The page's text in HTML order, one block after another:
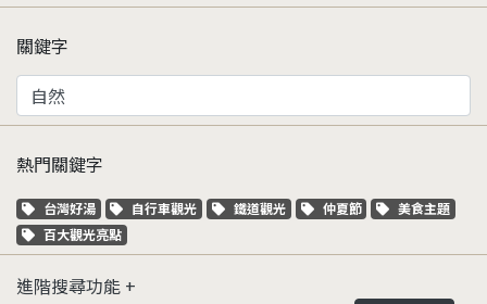
關鍵字
熱門關鍵字
關鍵字標籤
台灣好湯 關鍵字標籤
自行車觀光 關鍵字標籤
鐵道觀光 關鍵字標籤
仲夏節 關鍵字標籤
美食主題
關鍵字標籤
百大觀光亮點
進階搜尋功能